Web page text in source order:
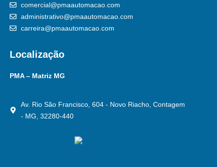
comercial@pmaautomacao.com
administrativo@pmaautomacao.com
carreira@pmaautomacao.com
Localização
PMA – Matriz MG
Av. Rio São Francisco, 604 - Novo Riacho, Contagem
- MG, 32280-440